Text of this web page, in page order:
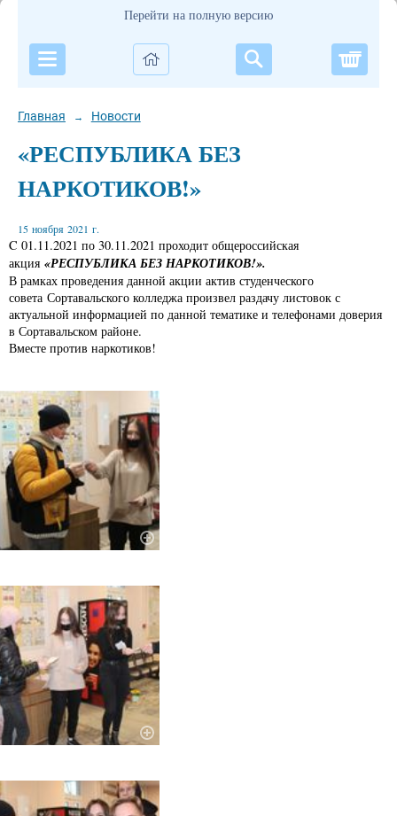
Перейти на полную версию
Главная → Новости
«РЕСПУБЛИКА БЕЗ
НАРКОТИКОВ!»
15 ноября 2021 г.
C 01.11.2021 по 30.11.2021 проходит общероссийская
акция «РЕСПУБЛИКА БЕЗ НАРКОТИКОВ!».
В рамках проведения данной акции актив студенческого
совета Сортавальского колледжа произвел раздачу листовок с
актуальной информацией по данной тематике и телефонами доверия
в Сортавальском районе.
Вместе против наркотиков!